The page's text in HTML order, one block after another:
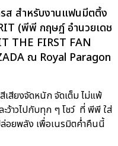
ส สำหรับงานแฟนมีตติ้ง
(พีพี กฤษฏ์ อำนวยเดช
THE FIRST FAN
ณ Royal Paragon
สียงจัดหนัก จัดเต็ม ไม่แพ้
ว้าวไปกับทุก ๆ โชว์ ที่ พีพี ใส่
อยพลัง เพื่อเนรมิตค่ำคืนนี้